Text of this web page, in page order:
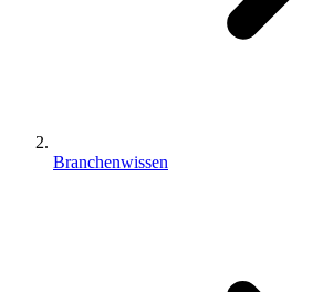
Branchenwissen